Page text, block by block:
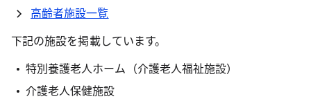
高齢者施設一覧
下記の施設を掲載しています。
特別養護老人ホーム（介護老人福祉施設）
介護老人保健施設